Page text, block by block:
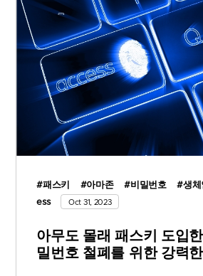
#패스키 #아마존 #비밀번호 #생체
ess
Oct 31, 2023
아무도 몰래 패스키 도입한
밀번호 철폐를 위한 강력